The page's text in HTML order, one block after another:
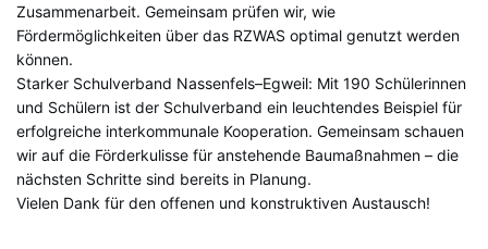
Zusammenarbeit. Gemeinsam prüfen wir, wie
Fördermöglichkeiten über das RZWAS optimal genutzt werden
können.
Starker Schulverband Nassenfels–Egweil: Mit 190 Schülerinnen
und Schülern ist der Schulverband ein leuchtendes Beispiel für
erfolgreiche interkommunale Kooperation. Gemeinsam schauen
wir auf die Förderkulisse für anstehende Baumaßnahmen – die
nächsten Schritte sind bereits in Planung.
Vielen Dank für den offenen und konstruktiven Austausch!